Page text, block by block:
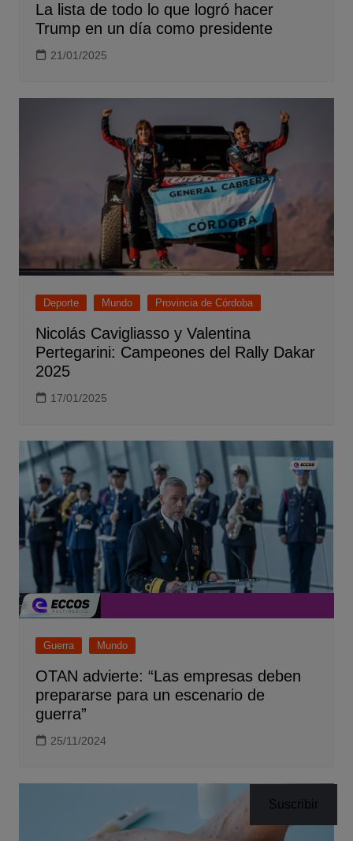
La lista de todo lo que logró hacer
Trump en un día como presidente
21/01/2025
Deporte Mundo Provincia de Córdoba
Nicolás Cavigliasso y Valentina
Pertegarini: Campeones del Rally Dakar
2025
17/01/2025
Guerra Mundo
OTAN advierte: “Las empresas deben
prepararse para un escenario de
guerra”
25/11/2024
Suscribir